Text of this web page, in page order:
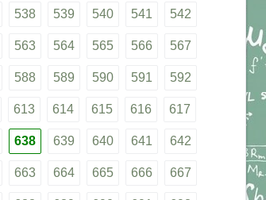
538 539 540 541 542
563 564 565 566 567
588 589 590 591 592
613 614 615 616 617
638 639 640 641 642
663 664 665 666 667